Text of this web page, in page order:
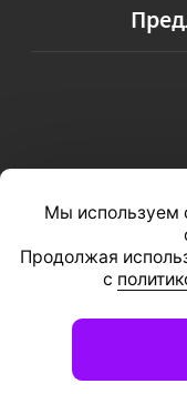
Мы используем
Продолжая
с